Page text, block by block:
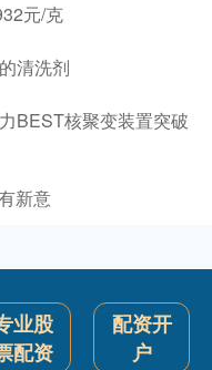
元/克
清洗剂
BEST核聚变装置突破
新意
业股
配资
配资开
户